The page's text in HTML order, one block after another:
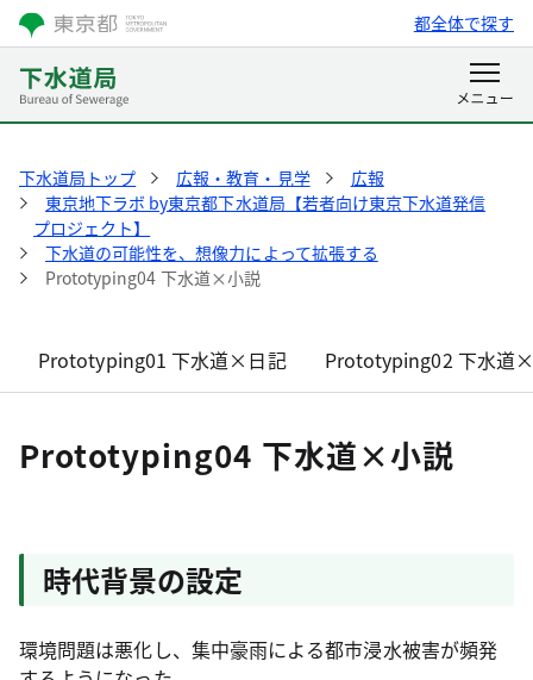
都全体で探す
下水道局トップ 広報・教育・見学
広報
東京地下ラボ by東京都下水道局【若者向け東京下水道発信
プロジェクト】
下水道の可能性を、想像力によって拡張する
Prototyping04 下水道×小説
Prototyping01 下水道×日記 Prototyping02 下水道
Prototyping04 下水道×小説
時代背景の設定
環境問題は悪化し、集中豪雨による都市浸水被害が頻発